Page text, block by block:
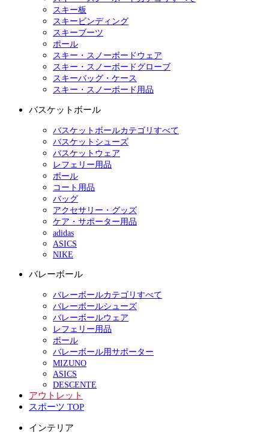
スキー板
スキービンディング
スキーブーツ
ポール
スキー・スノーボードウェア
スキー・スノーボードグローブ
スキーバッグ・ケース
スキー・スノーボード用品
バスケットボール
バスケットボールカテゴリすべて
バスケットシューズ
バスケットウェア
レフェリー用品
ボール
コート用品
バッグ
アクセサリー・グッズ
ケア・サポーター用品
adidas
ASICS
NIKE
バレーボール
バレーボールカテゴリすべて
バレーボールシューズ
バレーボールウェア
レフェリー用品
ボール
バレーボール用サポーター
MIZUNO
ASICS
DESCENTE
アウトレット
スポーツ TOP
インテリア